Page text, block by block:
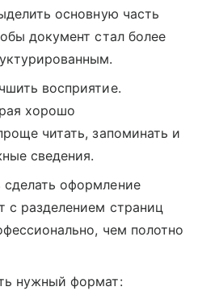
основную часть
документ стал более
восприятие.
хорошо
читать, запоминать и
сведения.
оформление
с разделением страниц
чем полотно
нужный формат: